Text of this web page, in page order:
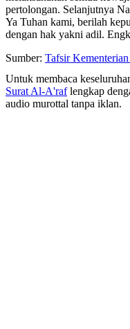
pertolongan. Selanjutnya
Ya Tuhan kami, berilah
dengan hak yakni adil.
Sumber: Tafsir
Untuk membaca
Surat Al-A'raflengkap
audio murottal tanpa iklan.